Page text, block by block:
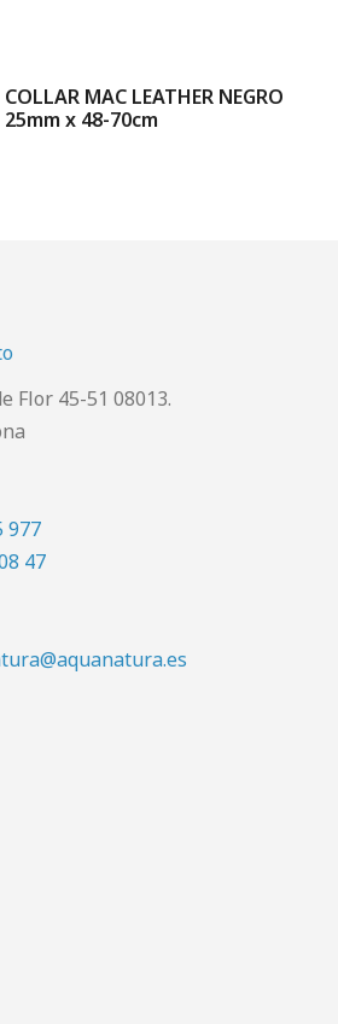
COLLAR MAC LEATHER NEGRO
25mm x 48-70cm
Flor 45-51 08013.
977
47